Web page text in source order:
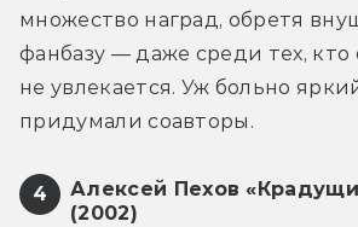
множество наград, обретя
фанбазу — даже среди тех, кто
не увлекается. Уж больно
придумали соавторы.
4
Алексей Пехов
(2002)